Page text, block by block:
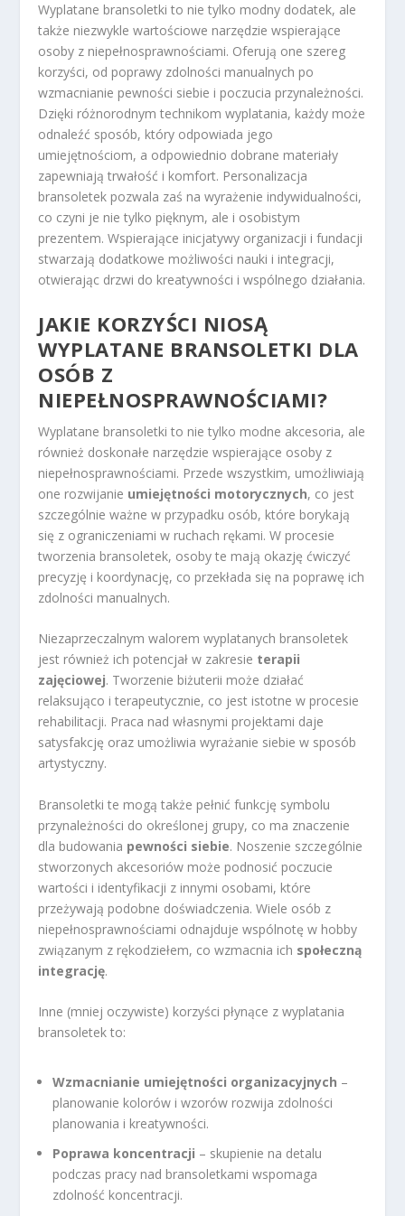
Wyplatane bransoletki to nie tylko modny dodatek, ale
także niezwykle wartościowe narzędzie wspierające
osoby z niepełnosprawnościami. Oferują one szereg
korzyści, od poprawy zdolności manualnych po
wzmacnianie pewności siebie i poczucia przynależności.
Dzięki różnorodnym technikom wyplatania, każdy może
odnaleźć sposób, który odpowiada jego
umiejętnościom, a odpowiednio dobrane materiały
zapewniają trwałość i komfort. Personalizacja
bransoletek pozwala zaś na wyrażenie indywidualności,
co czyni je nie tylko pięknym, ale i osobistym
prezentem. Wspierające inicjatywy organizacji i fundacji
stwarzają dodatkowe możliwości nauki i integracji,
otwierając drzwi do kreatywności i wspólnego działania.
JAKIE KORZYŚCI NIOSĄ
WYPLATANE BRANSOLETKI DLA
OSÓB Z
NIEPEŁNOSPRAWNOŚCIAMI?
Wyplatane bransoletki to nie tylko modne akcesoria, ale
również doskonałe narzędzie wspierające osoby z
niepełnosprawnościami. Przede wszystkim, umożliwiają
one rozwijanie umiejętności motorycznych, co jest
szczególnie ważne w przypadku osób, które borykają
się z ograniczeniami w ruchach rękami. W procesie
tworzenia bransoletek, osoby te mają okazję ćwiczyć
precyzję i koordynację, co przekłada się na poprawę ich
zdolności manualnych.
Niezaprzeczalnym walorem wyplatanych bransoletek
jest również ich potencjał w zakresie terapii
zajęciowej. Tworzenie biżuterii może działać
relaksująco i terapeutycznie, co jest istotne w procesie
rehabilitacji. Praca nad własnymi projektami daje
satysfakcję oraz umożliwia wyrażanie siebie w sposób
artystyczny.
Bransoletki te mogą także pełnić funkcję symbolu
przynależności do określonej grupy, co ma znaczenie
dla budowania pewności siebie. Noszenie szczególnie
stworzonych akcesoriów może podnosić poczucie
wartości i identyfikacji z innymi osobami, które
przeżywają podobne doświadczenia. Wiele osób z
niepełnosprawnościami odnajduje wspólnotę w hobby
związanym z rękodziełem, co wzmacnia ich społeczną
integrację.
Inne (mniej oczywiste) korzyści płynące z wyplatania
bransoletek to:
Wzmacnianie umiejętności organizacyjnych –
planowanie kolorów i wzorów rozwija zdolności
planowania i kreatywności.
Poprawa koncentracji – skupienie na detalu
podczas pracy nad bransoletkami wspomaga
zdolność koncentracji.